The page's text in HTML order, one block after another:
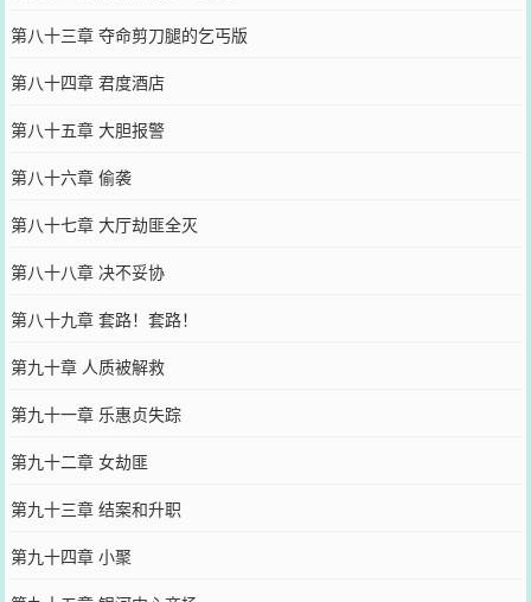
第八十三章 夺命剪刀腿的乞丐版
第八十四章 君度酒店
第八十五章 大胆报警
第八十六章 偷袭
第八十七章 大厅劫匪全灭
第八十八章 决不妥协
第八十九章 套路！套路！
第九十章 人质被解救
第九十一章 乐惠贞失踪
第九十二章 女劫匪
第九十三章 结案和升职
第九十四章 小聚